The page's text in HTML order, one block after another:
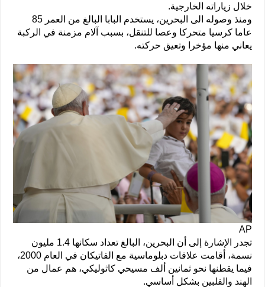
خلال زياراته الخارجية.
ومنذ وصوله الى البحرين، يستخدم البابا البالغ من العمر 85
عاما كرسيا متحركا وعصا للتنقل، بسبب آلام مزمنة في الركبة
يعاني منها مؤخرا وتعيق حركته.
AP
تجدر الإشارة إلى أن البحرين، البالغ تعداد سكانها 1.4 مليون
نسمة، أقامت علاقات دبلوماسية مع الفاتيكان في العام 2000،
فيما يقطنها نحو ثمانين ألف مسيحي كاثوليكي، هم عمال من
الهند والفلبين بشكل أساسي.